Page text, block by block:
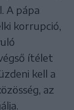
A pápa
korrupció,
ítélet
kell a
az